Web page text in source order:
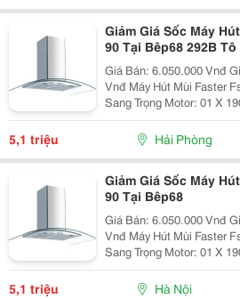
Giảm Giá Sốc Máy
90 Tại Bêp68 292B
Giá Bán: 6.050.000 Vnđ Giá Khuyến Mại: 5.100.000
Vnđ Máy Hút Mùi Faster Fs - 3388C2-90Cm Kiểu Dáng
Sang Trọng Motor: 01 X 190W( Turbine ), Công Suất Hút:
850M3/H Độ Ồn: ≪= 60Db, Hút Siêu Êm Điều Khiển:
Phím Nhấn
5,1 triệu Hải Phòng
Giảm Giá Sốc Máy Hút Mùi Faster Fs -
90 Tại Bêp68
Giá Bán: 6.050.000 Vnđ Giá Khuyến Mại: 5.100.000
Vnđ Máy Hút Mùi Faster Fs - 3388C2-90Cm Kiểu Dáng
Sang Trọng Motor: 01 X 190W( Turbine ), Công Suất Hút:
850M3/H Độ Ồn: ≪= 60Db, Hút Siêu Êm Điều Khiển:
Phím Nhấn
5,1 triệu Hà Nội